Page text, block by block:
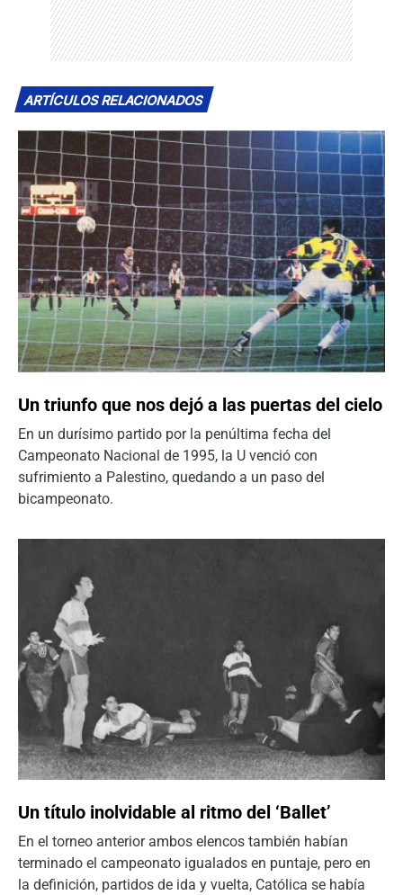
ARTÍCULOS RELACIONADOS
Un triunfo que nos dejó a las puertas del cielo
En un durísimo partido por la penúltima fecha del
Campeonato Nacional de 1995, la U venció con
sufrimiento a Palestino, quedando a un paso del
bicampeonato.
Un título inolvidable al ritmo del ‘Ballet’
En el torneo anterior ambos elencos también habían
terminado el campeonato igualados en puntaje, pero en
la definición, partidos de ida y vuelta, Católica se había